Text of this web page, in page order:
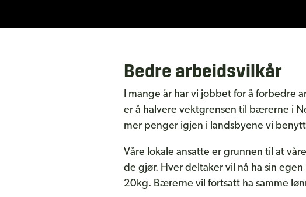
Bedre arbeidsvilkår
I mange år har vi jobbet for å forbedre
er å halvere vektgrensen til bærerne i
mer penger igjen i landsbyene vi
Våre lokale ansatte er grunnen til at
de gjør. Hver deltaker vil nå ha sin
20kg. Bærerne vil fortsatt ha samme